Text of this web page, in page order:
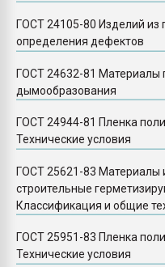
ГОСТ 24105-80 Изделий из
определения дефектов
ГОСТ 24632-81 Материалы
дымообразования
ГОСТ 24944-81 Пленка
Технические условия
ГОСТ 25621-83 Материалы
строительные
Классификация и общие
ГОСТ 25951-83 Пленка
Технические условия